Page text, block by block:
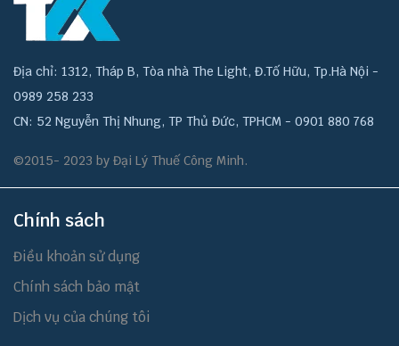
Địa chỉ: 1312, Tháp B, Tòa nhà The Light, Đ.Tố Hữu, Tp.Hà Nội -
0989 258 233
CN: 52 Nguyễn Thị Nhung, TP Thủ Đức, TPHCM - 0901 880 768
©2015- 2023 by Đại Lý Thuế Công Minh.
Chính sách
Điều khoản sử dụng
Chính sách bảo mật
Dịch vụ của chúng tôi